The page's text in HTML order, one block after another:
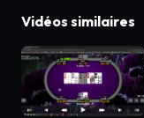
Vidéos similaires